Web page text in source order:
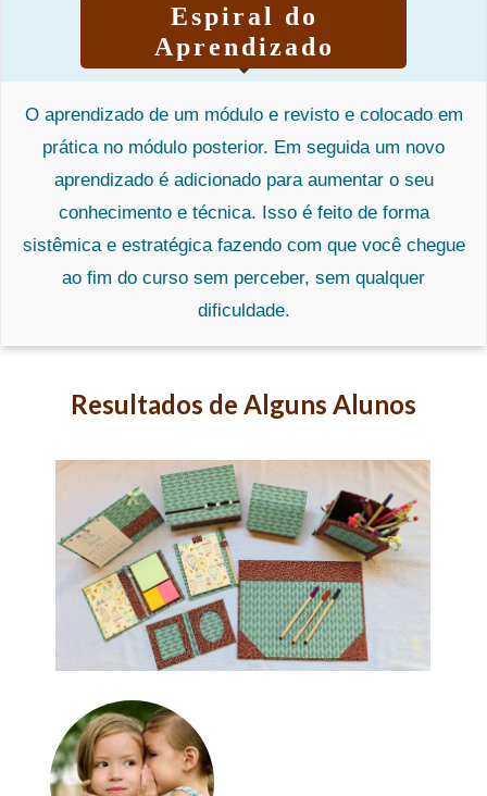
Espiral do
Aprendizado
O aprendizado de um módulo e revisto e colocado em
prática no módulo posterior. Em seguida um novo
aprendizado é adicionado para aumentar o seu
conhecimento e técnica. Isso é feito de forma
sistêmica e estratégica fazendo com que você chegue
ao fim do curso sem perceber, sem qualquer
dificuldade.
Resultados de Alguns Alunos